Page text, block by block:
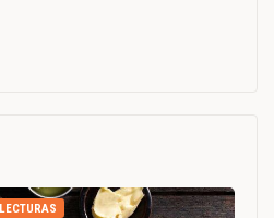
LECTURAS